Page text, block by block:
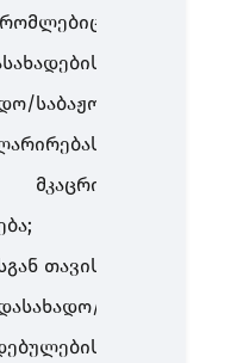
საბაჟო
მკაცრი
თავის